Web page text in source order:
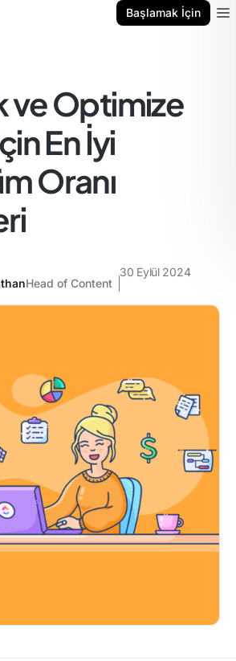
Başlamak İçin
ve Optimize
En İyi
Oranı
Head of Content
30 Eylül 2024